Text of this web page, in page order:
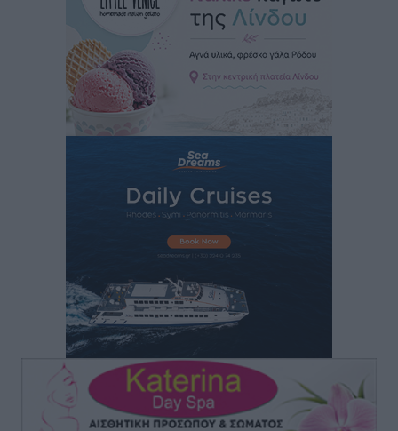
Νοσοκομεία της Γ΄ Ζώνης
Τοπικές Ειδήσεις πριν 5 ώρες
Πάνθηρες: Ξεκίνησαν αισιόδοξοι για την παρθενική
“πτήση” τους
Αθλητικά• πριν 5 ώρες
Αθλητικά• πριν 5 ώρες
Κλεάνθης: Έτοιμες οι κάρτες διαρκείας της νέας
σεζόν
Αθλητικά πριν 5 ώρες